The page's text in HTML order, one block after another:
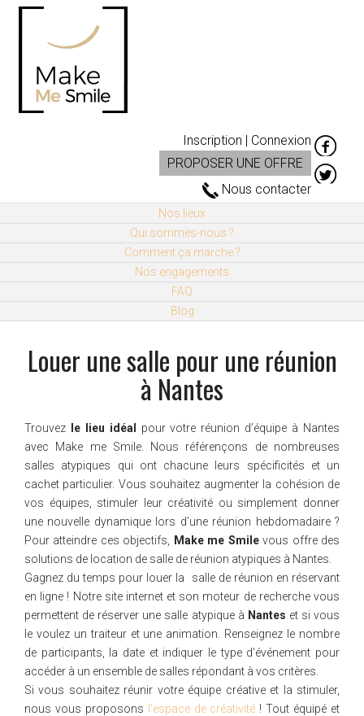
Inscription | Connexion
PROPOSER UNE OFFRE
Nous contacter
Nos lieux
Qui sommes-nous ?
Comment ça marche ?
Nos engagements
FAQ
Blog
Louer une salle pour une réunion
à Nantes
Trouvez le lieu idéal
pour votre réunion d’équipe à Nantes
avec Make me Smile. Nous référençons de nombreuses
salles atypiques qui ont chacune leurs spécificités et un
cachet particulier. Vous souhaitez augmenter la cohésion de
vos équipes, stimuler leur créativité ou simplement donner
une nouvelle dynamique lors d’une réunion hebdomadaire ?
Pour atteindre ces objectifs,
Make me Smilevous offre des
solutions de location de salle de réunion atypiques à Nantes.
Gagnez du temps pour louer la salle de réunion en réservant
en ligne ! Notre site internet et son moteur de recherche vous
permettent de réserver une salle atypique à Nantes et si vous
le voulez un traiteur et une animation. Renseignez le nombre
de participants, la date et indiquer le type d’événement pour
accéder à un ensemble de salles répondant à vos critères.
Si vous souhaitez réunir votre équipe créative et la stimuler,
nous vous proposons l’espace de créativité ! Tout équipé et